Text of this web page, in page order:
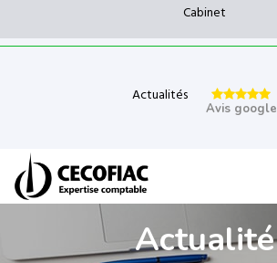
Cabinet
Actualités
Avis google
Actualité